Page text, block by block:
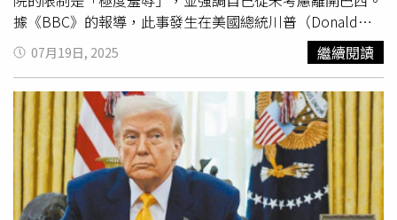
構之一，在這個時代，值得信賴的新聞與高品質節目對民主
與文化生活至關重要。」保守黨領袖巴德諾赫（Kemi
Badenoch）則表示，2人辭職「是正確的決定」，但強調
《BBC》內部還有「更深層的嚴重問題」，不能以2人的辭
職「轉移焦點」。她警告，除非《BBC》能展現真正的中立
性，否則「不應期待公眾繼續以強制授權費（licence fee）
資助它。」自由民主黨（Liberal Democrats）領袖戴維爵
士（Sir Ed Davey）認為，這是《BBC》「翻開新篇章」的
契機；而英國改革黨（Reform UK）領袖法拉吉（Nigel
Farage）則呼籲政府任命能「徹底改造組織文化」的新領導
播新冠疫情假訊息」及「質疑2020年總統大選結果」而遭
到封禁的帳號。YouTube在給共和黨掌控的國會委員會的1
封信中解釋道：「YouTube重視平台上的保守派聲音，並認
識到這些創作者具有廣泛影響力，對公民討論扮演重要角
色。」這番聲明，也被視為科技巨頭與共和黨重新修補關係
的具體表現。
據《BBC》的報導，此事發生在美國總統川普（Donald
Trump）試圖透過對巴西輸美商品課徵50％關稅，來干預巴
西司法之後，川普在9日寄出的關稅信函中稱此案為「政治
迫害」。魯拉則反擊稱將對美國實施對等關稅，並在X平台
發文強調，巴西是「擁有獨立機構的主權國家」且「無人可
凌駕法律。」18日，巴西警方根據最高法院命令突襲了波索
納洛的住所和政治總部。法官莫賴斯（Alexandre de
Moraes）也裁定波索納洛須佩戴電子腳鐐並實施宵禁，同
時禁止他使用社交媒體，且不得與在美國為其遊說的兒子愛
德華多（Eduardo Bolsonaro）以及外國大使、外交人員和
07月19日, 2025 繼續閱讀